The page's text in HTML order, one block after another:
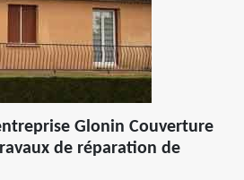
Glonin Couverture
de réparation de